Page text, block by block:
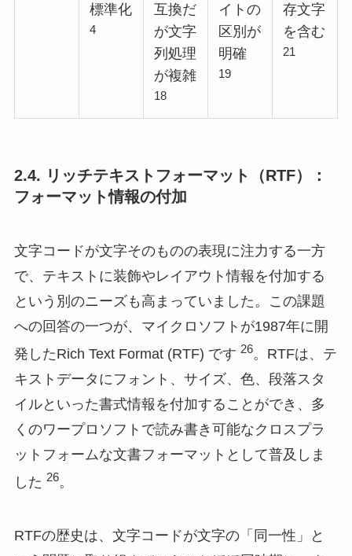
標準化
4
互換だ
が文字
列処理
が複雑
18
イトの
区別が
明確
19
存文字
を含む
21
2.4. リッチテキストフォーマット（RTF）：
フォーマット情報の付加
文字コードが文字そのものの表現に注力する一方
で、テキストに装飾やレイアウト情報を付加する
という別のニーズも高まっていました。この課題
への回答の一つが、マイクロソフトが1987年に開
発したRich Text Format (RTF) です 26。RTFは、テ
キストデータにフォント、サイズ、色、段落スタ
イルといった書式情報を付加することができ、多
くのワープロソフトで読み書き可能なクロスプラ
ットフォームな文書フォーマットとして普及しま
した 26。
RTFの歴史は、文字コードが文字の「同一性」と